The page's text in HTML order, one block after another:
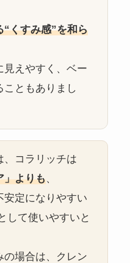
“くすみ感”を和ら
見えやすく、ベー
こともありまし
、コラリッチは
」よりも、
安定になりやすい
して使いやすいと
の場合は、クレン